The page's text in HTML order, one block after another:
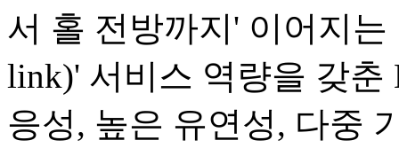
서 홀 전방까지' 이어지
link)' 서비스 역량을 갖춘
응성, 높은 유연성, 다중